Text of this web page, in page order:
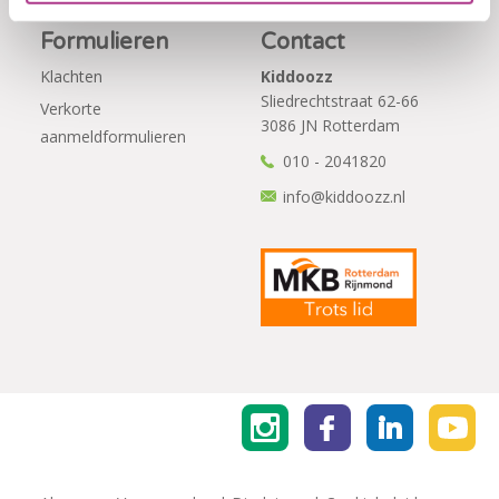
Formulieren
Klachten
Verkorte
aanmeldformulieren
Contact
Kiddoozz
Sliedrechtstraat 62-66
3086 JN Rotterdam
010 - 2041820
info@kiddoozz.nl